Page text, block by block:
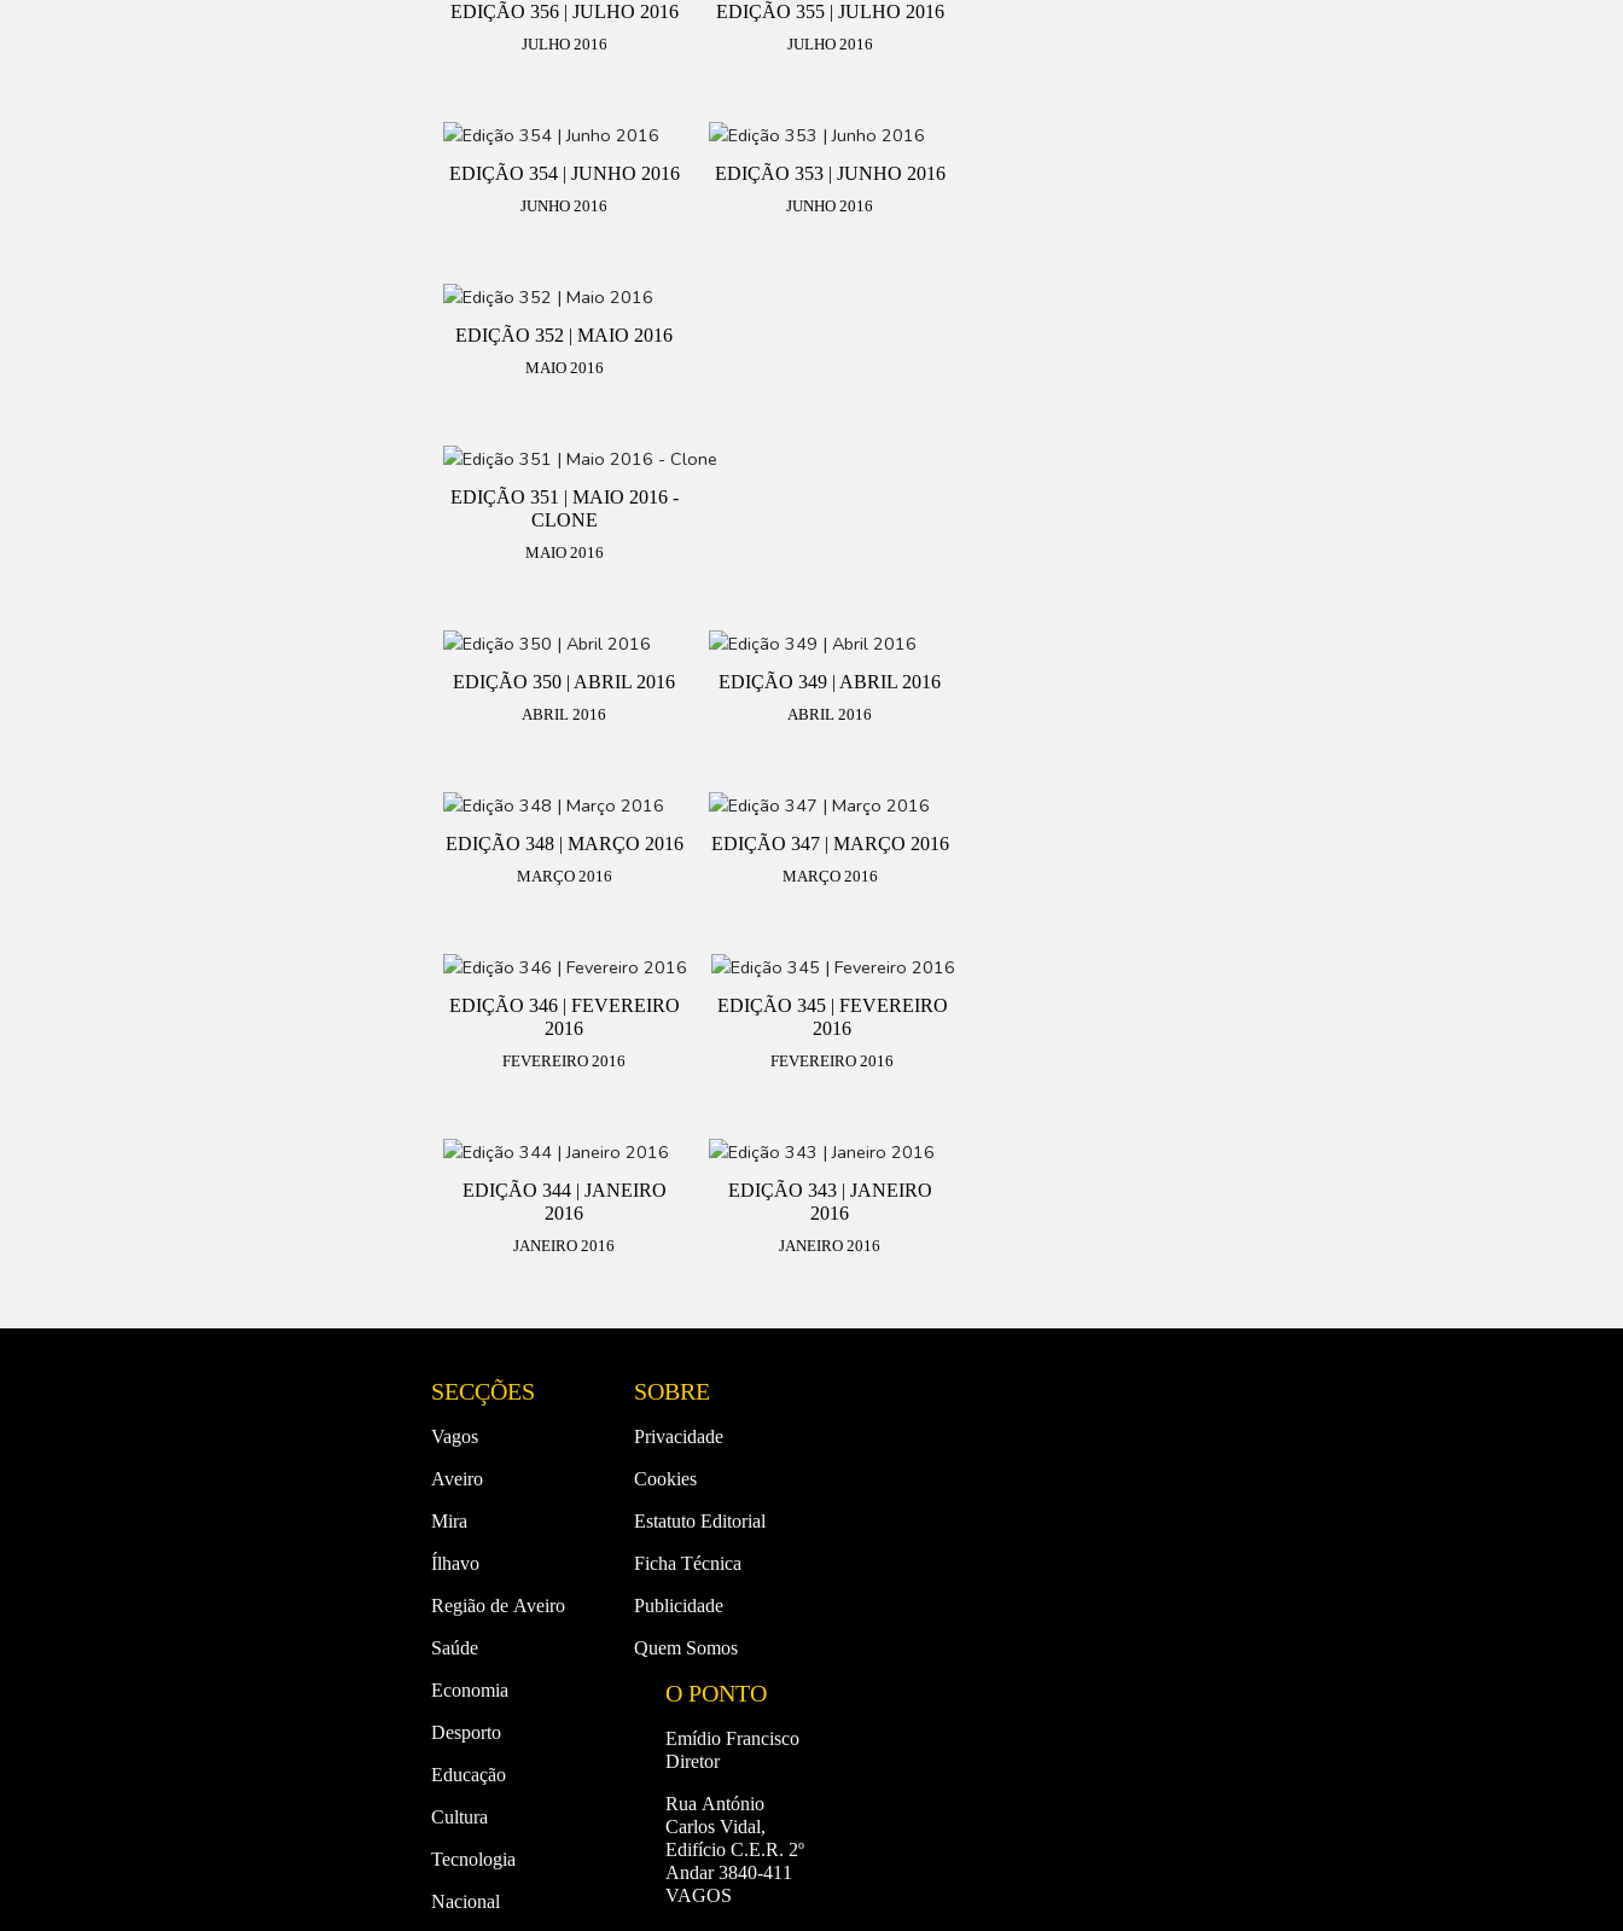
EDIÇÃO 356 | JULHO 2016
JULHO 2016
EDIÇÃO 355 | JULHO 2016
JULHO 2016
EDIÇÃO 354 | JUNHO 2016
JUNHO 2016
EDIÇÃO 353 | JUNHO 2016
JUNHO 2016
EDIÇÃO 352 | MAIO 2016
MAIO 2016
EDIÇÃO 351 | MAIO 2016 -
CLONE
MAIO 2016
EDIÇÃO 350 | ABRIL 2016
ABRIL 2016
EDIÇÃO 349 | ABRIL 2016
ABRIL 2016
EDIÇÃO 348 | MARÇO 2016
MARÇO 2016
EDIÇÃO 347 | MARÇO 2016
MARÇO 2016
EDIÇÃO 346 | FEVEREIRO
2016
FEVEREIRO 2016
EDIÇÃO 345 | FEVEREIRO
2016
FEVEREIRO 2016
EDIÇÃO 344 | JANEIRO
2016
JANEIRO 2016
EDIÇÃO 343 | JANEIRO
2016
JANEIRO 2016
SECÇÕES
Vagos
Aveiro
Mira
Ílhavo
Região de Aveiro
Saúde
Economia
Desporto
Educação
Cultura
Tecnologia
Nacional
SOBRE
Privacidade
Cookies
Estatuto Editorial
Ficha Técnica
Publicidade
Quem Somos
O PONTO
Emídio Francisco
Diretor
Rua António
Carlos Vidal,
Edifício C.E.R. 2º
Andar 3840-411
VAGOS